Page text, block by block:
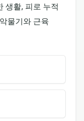
생활, 피로 누적
물기와 근육